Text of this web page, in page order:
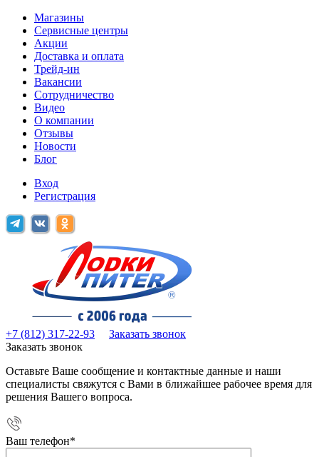
Магазины
Сервисные центры
Акции
Доставка и оплата
Трейд-ин
Вакансии
Сотрудничество
Видео
О компании
Отзывы
Новости
Блог
Вход
Регистрация
+7 (812) 317-22-93
Заказать звонок
Заказать звонок
Оставьте Ваше сообщение и контактные данные и наши
специалисты свяжутся с Вами в ближайшее рабочее время для
решения Вашего вопроса.
Ваш телефон*